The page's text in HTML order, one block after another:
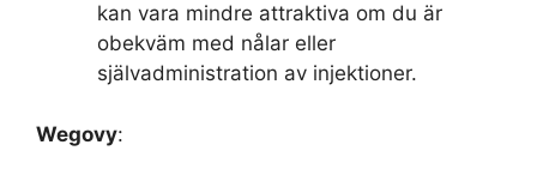
kan vara mindre attraktiva om du är
obekväm med nålar eller
självadministration av injektioner.
Wegovy: